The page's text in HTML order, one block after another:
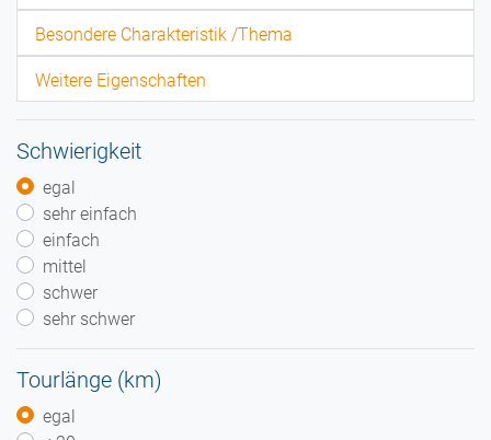
Besondere Charakteristik /Thema
Weitere Eigenschaften
Schwierigkeit
egal
sehr einfach
einfach
mittel
schwer
sehr schwer
Tourlänge (km)
egal